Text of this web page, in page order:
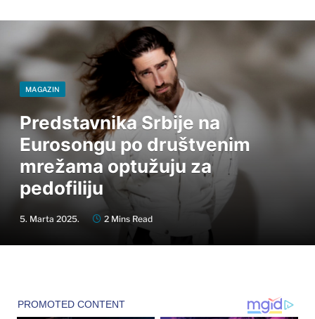
MAGAZIN
Predstavnika Srbije na
Eurosongu po društvenim
mrežama optužuju za
pedofiliju
5. Marta 2025. 2 Mins Read